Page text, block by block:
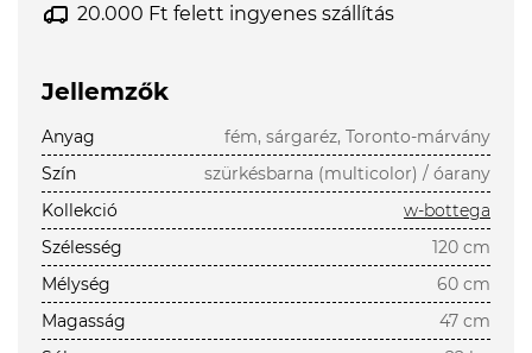
20.000 Ft felett ingyenes szállítás
Jellemzők
Anyag
fém, sárgaréz, Toronto-márvány
Szín
szürkésbarna (multicolor) / óarany
Kollekció
w-bottega
Szélesség
120 cm
Mélység
60 cm
Magasság
47 cm